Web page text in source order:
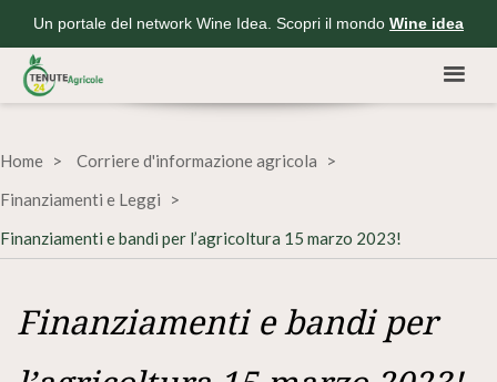
Un portale del network Wine Idea. Scopri il mondo Wine idea
Home
Corriere d'informazione agricola
Finanziamenti e Leggi
Finanziamenti e bandi per l’agricoltura 15 marzo 2023!
Finanziamenti e bandi per